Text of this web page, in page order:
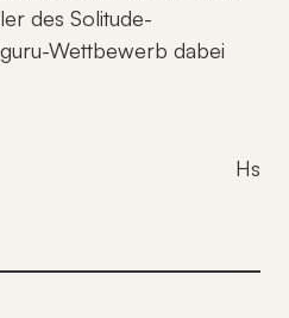
des Solitude-
Wettbewerb dabei
Hs